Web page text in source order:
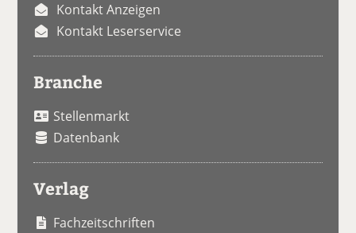
Kontakt Anzeigen
Kontakt Leserservice
Branche
Stellenmarkt
Datenbank
Verlag
Fachzeitschriften